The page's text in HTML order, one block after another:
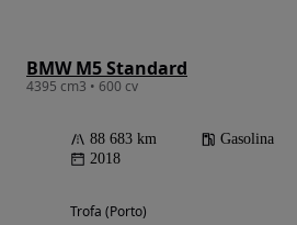
BMW M5 Standard
4395 cm3 • 600 cv
88 683 km Gasolina
2018
Trofa (Porto)